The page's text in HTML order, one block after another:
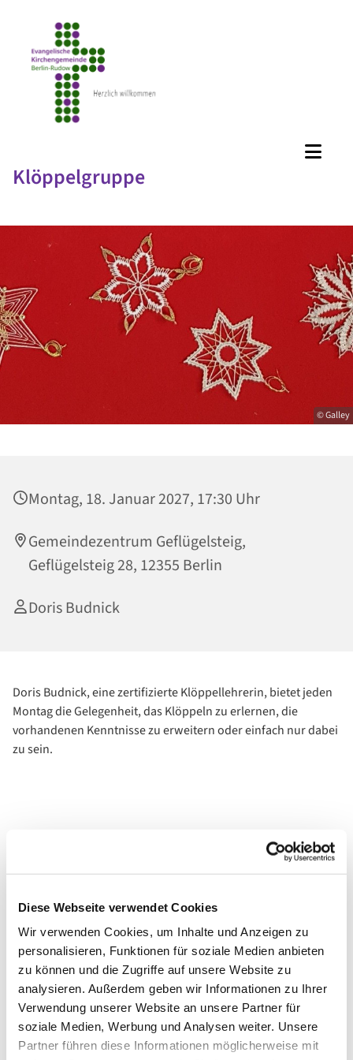
Diese Webseite verwendet Cookies
Wir verwenden Cookies, um Inhalte und Anzeigen zu
personalisieren, Funktionen für soziale Medien anbieten
zu können und die Zugriffe auf unsere Website zu
analysieren. Außerdem geben wir Informationen zu Ihrer
Verwendung unserer Website an unsere Partner für
soziale Medien, Werbung und Analysen weiter. Unsere
Partner führen diese Informationen möglicherweise mit
Klöppelgruppe
© Galley
Montag, 18. Januar 2027, 17:30 Uhr
Gemeindezentrum Geflügelsteig,
Geflügelsteig 28, 12355 Berlin
Doris Budnick
Doris Budnick, eine zertifizierte Klöppellehrerin, bietet jeden
Montag die Gelegenheit, das Klöppeln zu erlernen, die
vorhandenen Kenntnisse zu erweitern oder einfach nur dabei
zu sein.